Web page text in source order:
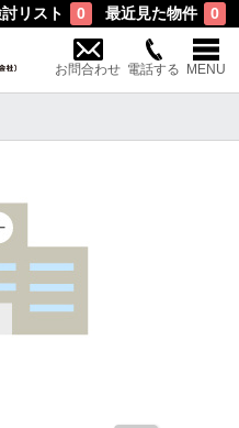
リスト 0 最近見た物件 0
お問合わせ 電話する MENU